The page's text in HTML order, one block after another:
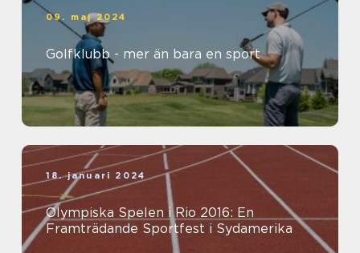
09. maj 2024
Golfklubb - mer än bara en sport
18. januari 2024
Olympiska Spelen i Rio 2016: En
Framträdande Sportfest i Sydamerika